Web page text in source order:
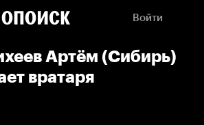
Войти
Артём (Сибирь)
вратаря